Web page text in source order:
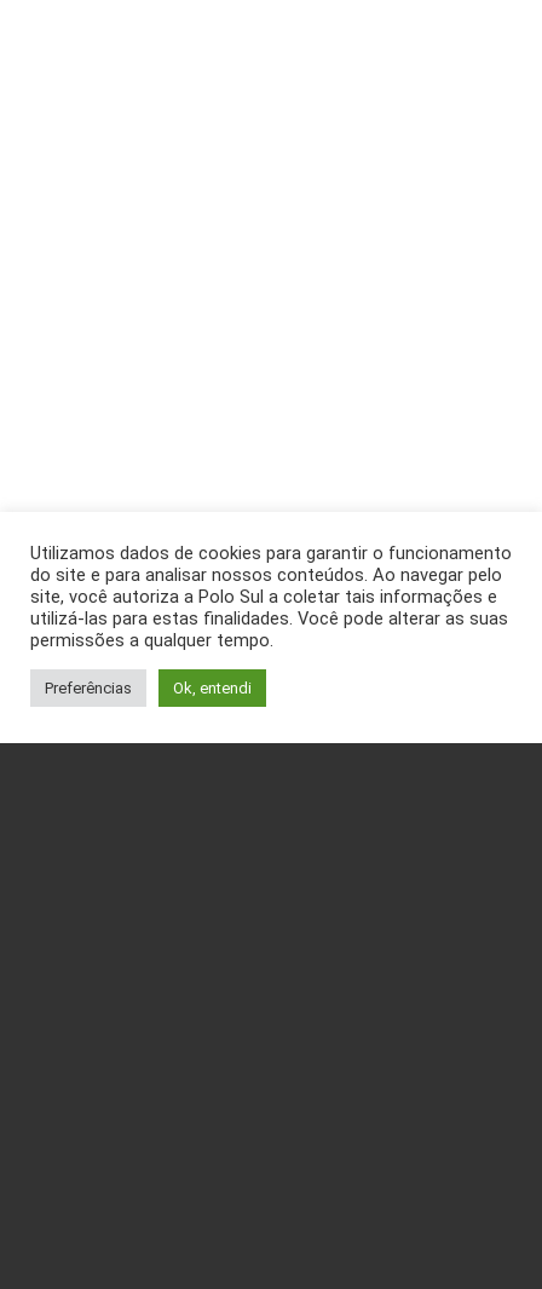
Utilizamos dados de cookies para garantir o funcionamento
do site e para analisar nossos conteúdos. Ao navegar pelo
site, você autoriza a Polo Sul a coletar tais informações e
utilizá-las para estas finalidades. Você pode alterar as suas
permissões a qualquer tempo.
Preferências Ok, entendi